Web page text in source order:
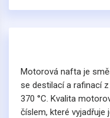
Motorová nafta je
se destilací a rafinací
370 °C. Kvalita
číslem, které vyjadřuje